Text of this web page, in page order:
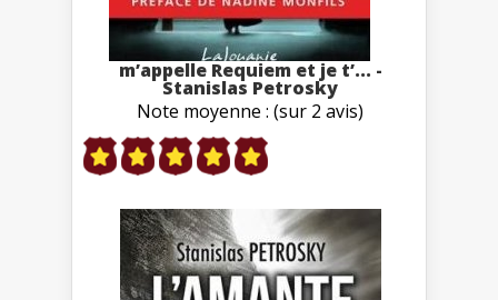
m’appelle Requiem et je t’... -
Stanislas Petrosky
Note moyenne : (sur 2 avis)